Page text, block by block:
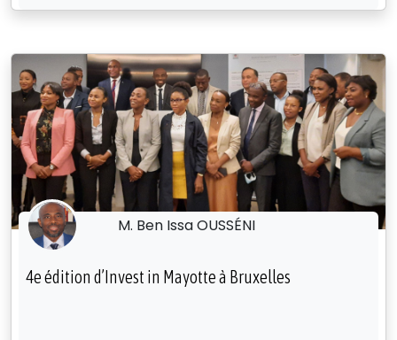
M. Ben Issa OUSSÉNI
4e édition d’Invest in Mayotte à Bruxelles